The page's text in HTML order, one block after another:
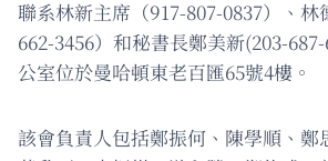
聯系林新主席（917-807-0837）、林
662-3456）和秘書長鄭美新(203-
公室位於曼哈頓東老百匯65號4樓。
該會負責人包括鄭振何、陳學順、鄭